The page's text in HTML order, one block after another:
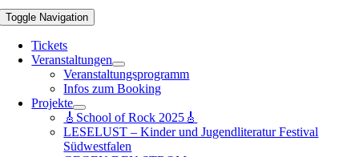
Toggle Navigation
Tickets
Veranstaltungen
Veranstaltungsprogramm
Infos zum Booking
Projekte
🎸School of Rock 2025🎸
LESELUST – Kinder und Jugendliteratur Festival
Südwestfalen